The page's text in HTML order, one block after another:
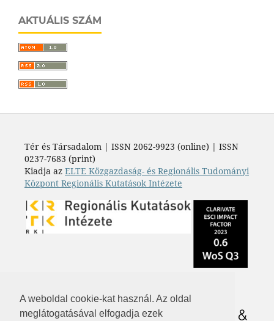
A weboldal cookie-kat használ. Az oldal
meglátogatásával elfogadja ezek
AKTUÁLIS SZÁM
Tér és Társadalom | ISSN 2062-9923 (online) | ISSN
0237-7683 (print)
Kiadja az ELTE Közgazdaság- és Regionális Tudományi
Központ Regionális Kutatások Intézete